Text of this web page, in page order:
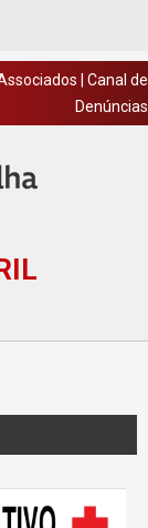
Canal de
Denúncias